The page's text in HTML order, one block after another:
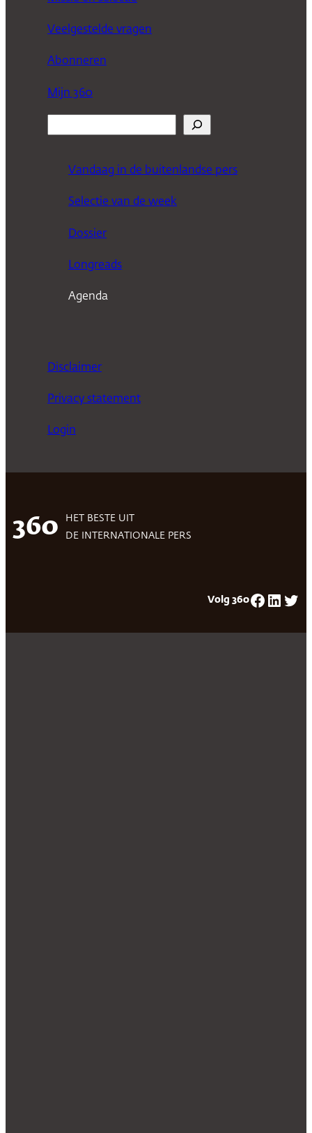
Veelgestelde vragen
Abonneren
Mijn 360
Vandaag in de buitenlandse pers
Selectie van de week
Dossier
Longreads
Agenda
Disclaimer
Privacy statement
Login
360
HET BESTE UIT
DE INTERNATIONALE PERS
Volg 360Facebook LinkedIn Twitter